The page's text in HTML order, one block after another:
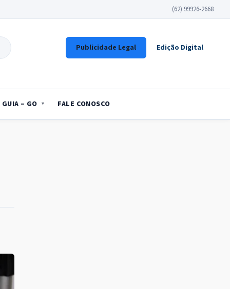
(62) 99926-2668
Publicidade Legal Edição Digital
GUIA – GO FALE CONOSCO